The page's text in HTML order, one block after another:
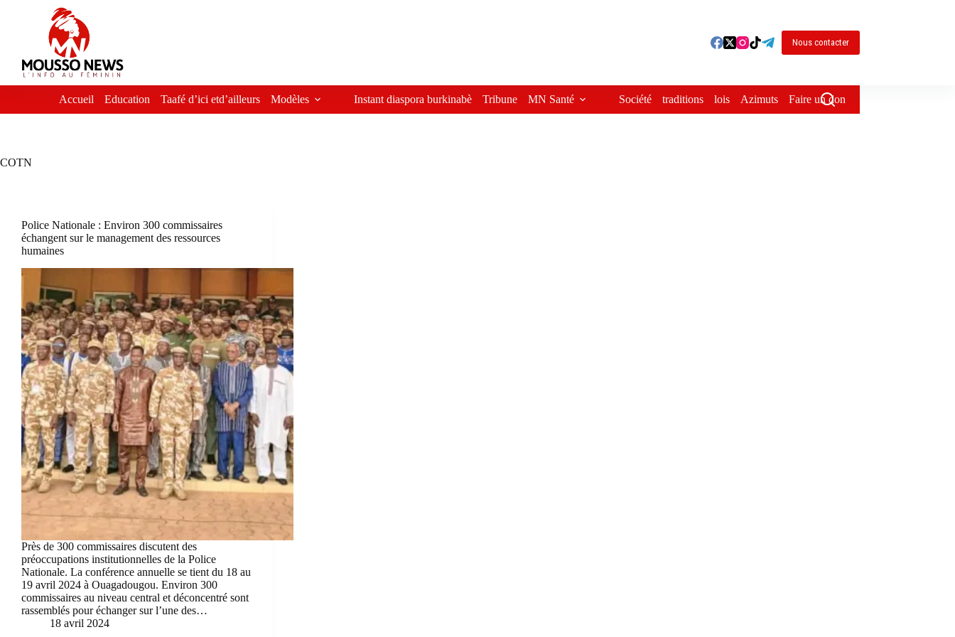
Nous contacter
Accueil Education Taafé d’ici etd’ailleurs Modèles Instant diaspora burkinabè Tribune MN Santé Société traditions lois Azimuts Faire un don
COTN
Police Nationale : Environ 300 commissaires
échangent sur le management des ressources
humaines
Près de 300 commissaires discutent des
préoccupations institutionnelles de la Police
Nationale. La conférence annuelle se tient du 18 au
19 avril 2024 à Ouagadougou. Environ 300
commissaires au niveau central et déconcentré sont
rassemblés pour échanger sur l’une des…
18 avril 2024